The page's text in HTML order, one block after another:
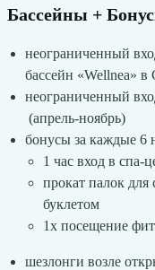
Бассейны +
неограниченный
бассейн «Wellnea»
неограниченный
(апрель-ноябрь)
бонусы за каждые 6
1 час вход в спа-
прокат палок
буклетом
1x посещение
шезлонги возле